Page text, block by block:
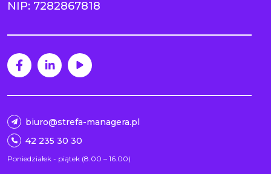
NIP: 7282867818
biuro@strefa-managera.pl
42 235 30 30
Poniedziałek - piątek (8.00 – 16.00)